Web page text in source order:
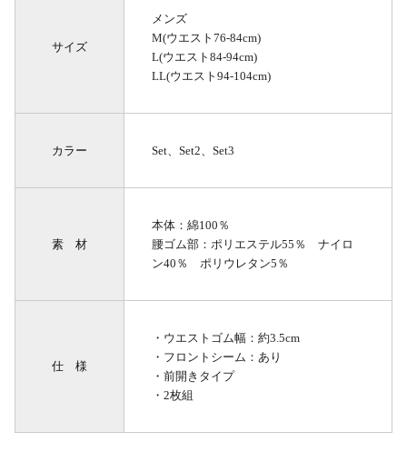
サイズ
メンズ
M(ウエスト76-84cm)
L(ウエスト84-94cm)
LL(ウエスト94-104cm)
カラー Set、Set2、Set3
素 材
本体：綿100％
腰ゴム部：ポリエステル55％ ナイロ
ン40％ ポリウレタン5％
仕 様
・ウエストゴム幅：約3.5cm
・フロントシーム：あり
・前開きタイプ
・2枚組